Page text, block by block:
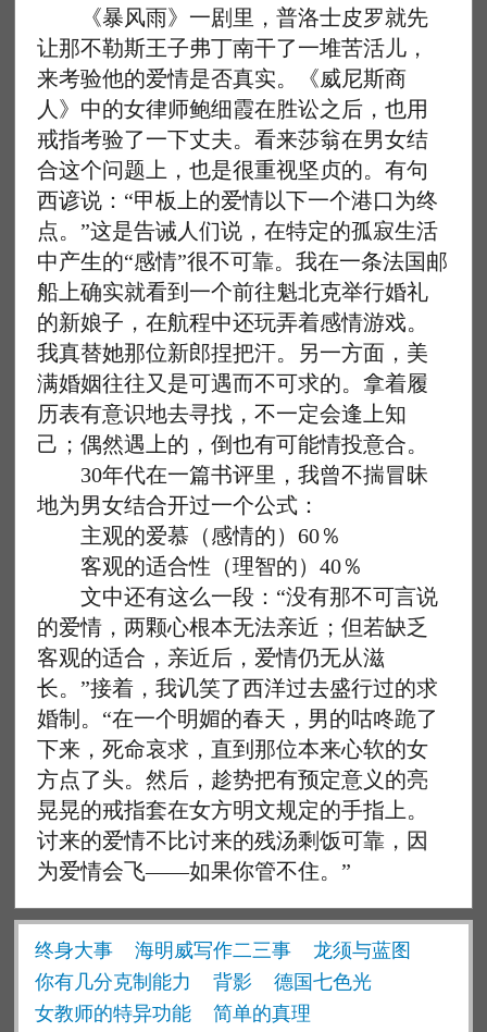
《暴风雨》一剧里，普洛士皮罗就先
让那不勒斯王子弗丁南干了一堆苦活儿，
来考验他的爱情是否真实。《威尼斯商
人》中的女律师鲍细霞在胜讼之后，也用
戒指考验了一下丈夫。看来莎翁在男女结
合这个问题上，也是很重视坚贞的。有句
西谚说：“甲板上的爱情以下一个港口为终
点。”这是告诫人们说，在特定的孤寂生活
中产生的“感情”很不可靠。我在一条法国邮
船上确实就看到一个前往魁北克举行婚礼
的新娘子，在航程中还玩弄着感情游戏。
我真替她那位新郎捏把汗。另一方面，美
满婚姻往往又是可遇而不可求的。拿着履
历表有意识地去寻找，不一定会逢上知
己；偶然遇上的，倒也有可能情投意合。
30年代在一篇书评里，我曾不揣冒昧
地为男女结合开过一个公式：
主观的爱慕（感情的）60％
客观的适合性（理智的）40％
文中还有这么一段：“没有那不可言说
的爱情，两颗心根本无法亲近；但若缺乏
客观的适合，亲近后，爱情仍无从滋
长。”接着，我讥笑了西洋过去盛行过的求
婚制。“在一个明媚的春天，男的咕咚跪了
下来，死命哀求，直到那位本来心软的女
方点了头。然后，趁势把有预定意义的亮
晃晃的戒指套在女方明文规定的手指上。
讨来的爱情不比讨来的残汤剩饭可靠，因
为爱情会飞——如果你管不住。”
终身大事 海明威写作二三事
龙须与蓝图
你有几分克制能力
背影
德国七色光
女教师的特异功能
简单的真理